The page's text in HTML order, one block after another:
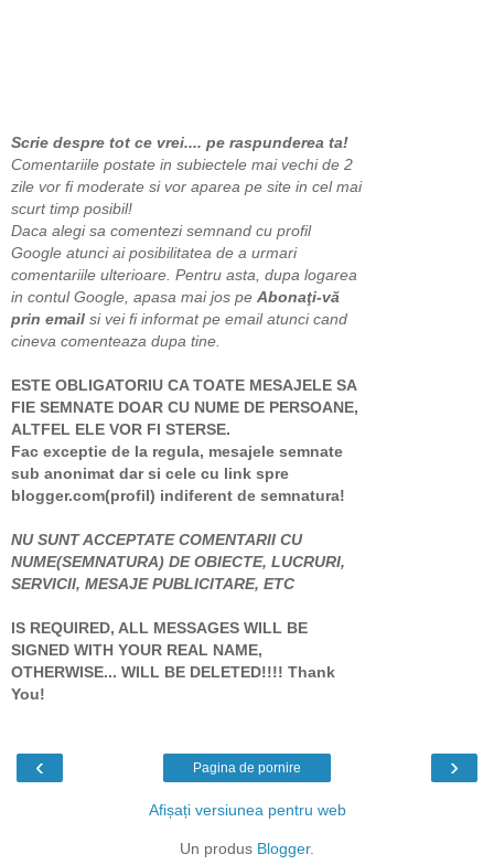
Scrie despre tot ce vrei.... pe raspunderea ta!
Comentariile postate in subiectele mai vechi de 2
zile vor fi moderate si vor aparea pe site in cel mai
scurt timp posibil!
Daca alegi sa comentezi semnand cu profil
Google atunci ai posibilitatea de a urmari
comentariile ulterioare. Pentru asta, dupa logarea
in contul Google, apasa mai jos pe Abonaţi-vă
prin email si vei fi informat pe email atunci cand
cineva comenteaza dupa tine.
ESTE OBLIGATORIU CA TOATE MESAJELE SA
FIE SEMNATE DOAR CU NUME DE PERSOANE,
ALTFEL ELE VOR FI STERSE.
Fac exceptie de la regula, mesajele semnate
sub anonimat dar si cele cu link spre
blogger.com(profil) indiferent de semnatura!
NU SUNT ACCEPTATE COMENTARII CU
NUME(SEMNATURA) DE OBIECTE, LUCRURI,
SERVICII, MESAJE PUBLICITARE, ETC
IS REQUIRED, ALL MESSAGES WILL BE
SIGNED WITH YOUR REAL NAME,
OTHERWISE... WILL BE DELETED!!!! Thank
You!
‹ ›
Pagina de pornire
Afișați versiunea pentru web
Un produs Blogger.